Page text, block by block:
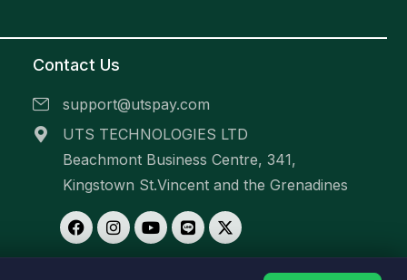
Contact Us
support@utspay.com
UTS TECHNOLOGIES LTD
Beachmont Business Centre, 341,
Kingstown St.Vincent and the Grenadines